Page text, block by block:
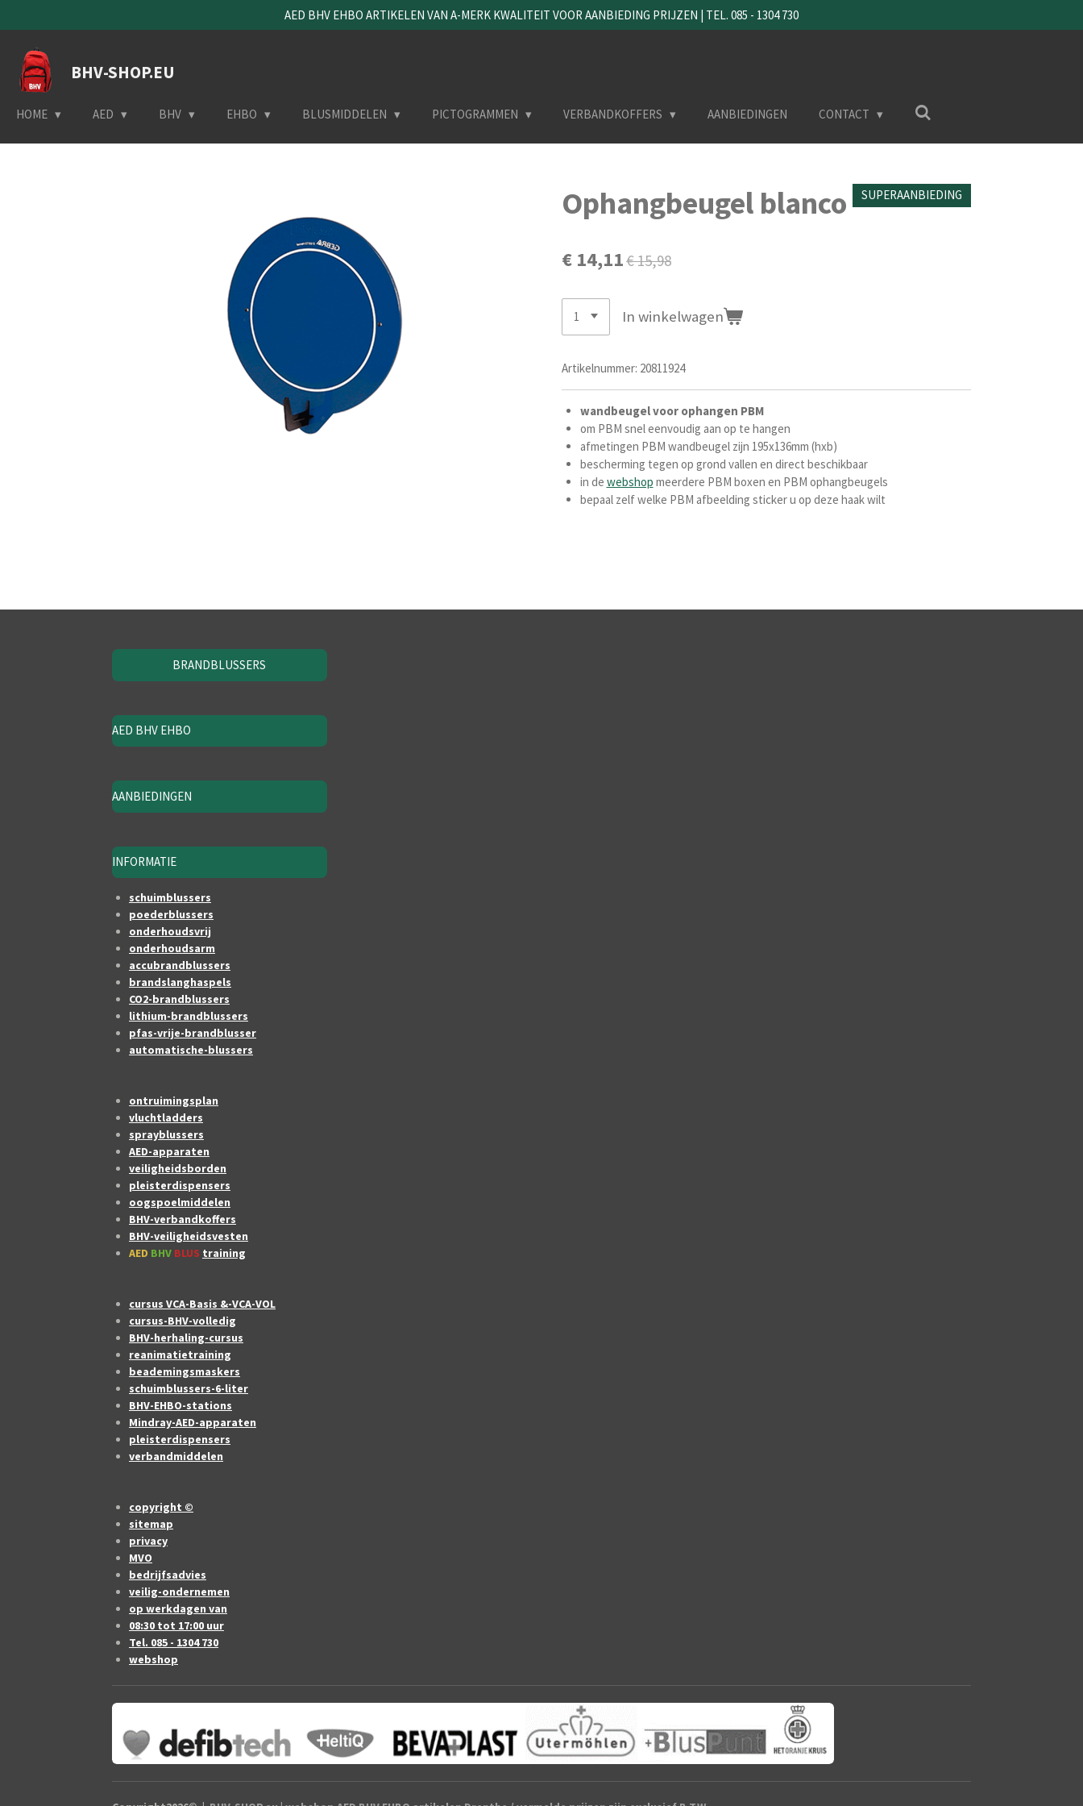
direct
naar
hoofdinhoud
AED BHV EHBO ARTIKELEN VAN A-MERK KWALITEIT VOOR AANBIEDING PRIJZEN | TEL. 085 - 1304 730
BHV-SHOP.EU
HOME AED BHV EHBO BLUSMIDDELEN PICTOGRAMMEN VERBANDKOFFERS AANBIEDINGEN CONTACT
Ophangbeugel blanco SUPERAANBIEDING
€ 14,11€ 15,98
In winkelwagen
Artikelnummer: 20811924
wandbeugelvoor ophangen PBM
om PBM snel eenvoudig aan op te hangen
afmetingen PBM wandbeugel zijn 195x136mm (hxb)
bescherming tegen op grond vallen en direct beschikbaar
in de webshop meerdere PBM boxen en PBM ophangbeugels
bepaal zelf welke PBM afbeelding sticker u op deze haak wilt
BRANDBLUSSERS
AED BHV EHBO
AANBIEDINGEN
INFORMATIE
schuimblussers
poederblussers
onderhoudsvrij
onderhoudsarm
accubrandblussers
brandslanghaspels
CO2-brandblussers
lithium-brandblussers
pfas-vrije-brandblusser
automatische-blussers
ontruimingsplan
vluchtladders
sprayblussers
AED-apparaten
veiligheidsborden
pleisterdispensers
oogspoelmiddelen
BHV-verbandkoffers
BHV-veiligheidsvesten
AED BHV BLUS training
cursus VCA-Basis &-VCA-VOL
cursus-BHV-volledig
BHV-herhaling-cursus
reanimatietraining
beademingsmaskers
schuimblussers-6-liter
BHV-EHBO-stations
Mindray-AED-apparaten
pleisterdispensers
verbandmiddelen
copyright ©
sitemap
privacy
MVO
bedrijfsadvies
veilig-ondernemen
op werkdagen van
08:30 tot 17:00 uur
Tel. 085 - 1304 730
webshop